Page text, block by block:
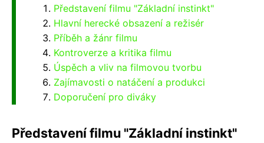
Představení filmu "Základní instinkt"
Hlavní herecké obsazení a režisér
Příběh a žánr filmu
Kontroverze a kritika filmu
Úspěch a vliv na filmovou tvorbu
Zajímavosti o natáčení a produkci
Doporučení pro diváky
Představení filmu "Základní instinkt"